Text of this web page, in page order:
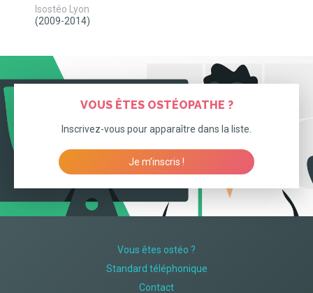
Isostéo Lyon
(2009-2014)
VOUS ÊTES OSTÉOPATHE ?
Inscrivez-vous pour apparaître dans la liste.
Je m’inscris !
Vous êtes ostéo ?
Standard téléphonique
Contact